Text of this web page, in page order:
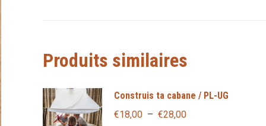
Produits similaires
Construis ta cabane / PL-UG
€18,00 – €28,00Plage